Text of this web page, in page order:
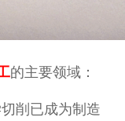
的主要领域：
削已成为制造